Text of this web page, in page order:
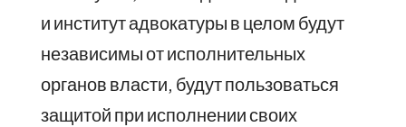
и институт адвокатуры в целом будут
независимы от исполнительных
органов власти, будут пользоваться
защитой при исполнении своих